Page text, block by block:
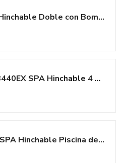
Bañera Hinchable Doble con Bomba de Aire eléctrica y reposacabezas con...
Intex 28440EX SPA Hinchable 4 Personas Greywood Deluxe 795 litros
Arebos SPA Hinchable Piscina de hidromasaje | Hinchable | Cuadrada | para...